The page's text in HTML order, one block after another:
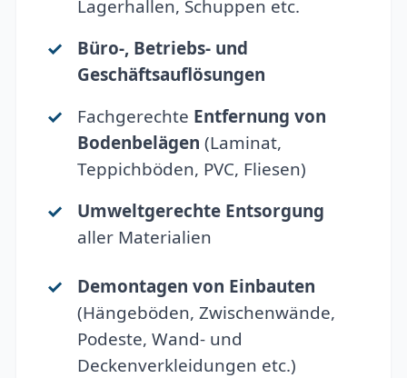
Lagerhallen, Schuppen etc.
Büro-, Betriebs- und
Geschäftsauflösungen
Fachgerechte Entfernung von
Bodenbelägen (Laminat,
Teppichböden, PVC, Fliesen)
Umweltgerechte Entsorgung
aller Materialien
Demontagen von Einbauten
(Hängeböden, Zwischenwände,
Podeste, Wand- und
Deckenverkleidungen etc.)